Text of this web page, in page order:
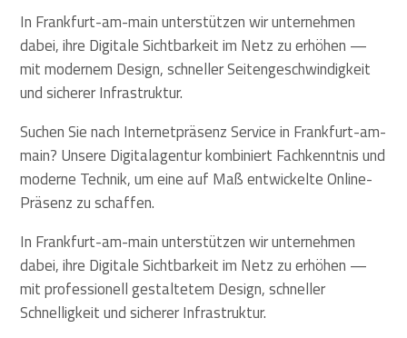
In Frankfurt-am-main unterstützen wir unternehmen
dabei, ihre Digitale Sichtbarkeit im Netz zu erhöhen —
mit modernem Design, schneller Seitengeschwindigkeit
und sicherer Infrastruktur.
Suchen Sie nach Internetpräsenz Service in Frankfurt-am-
main? Unsere Digitalagentur kombiniert Fachkenntnis und
moderne Technik, um eine auf Maß entwickelte Online-
Präsenz zu schaffen.
In Frankfurt-am-main unterstützen wir unternehmen
dabei, ihre Digitale Sichtbarkeit im Netz zu erhöhen —
mit professionell gestaltetem Design, schneller
Schnelligkeit und sicherer Infrastruktur.